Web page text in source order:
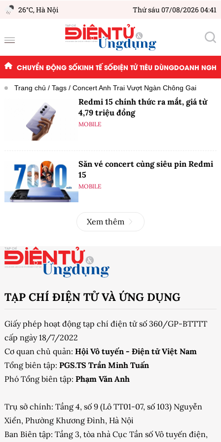
26°C,Hà Nội Thứ sáu 07/08/2026 04:41
CHUYỂN ĐỘNG SỐKINH TẾ SỐĐIỆN TỬ TIÊU DÙNGDOANH
Trang chủ Tags Concert Anh Trai Vượt Ngàn Chông Gai
Redmi 15 chính thức ra mắt, giá từ
4,79 triệu đồng
MOBILE
Săn vé concert cùng siêu pin Redmi
15
MOBILE
Xem thêm
TẠP CHÍ ĐIỆN TỬ VÀ ỨNG DỤNG
Giấy phép hoạt động tạp chí điện tử số 360/GP-BTTTT
cấp ngày 18/7/2022
Cơ quan chủ quản: Hội Vô tuyến - Điện tử Việt Nam
Tổng biên tập: PGS.TS Trần Minh Tuấn
Phó Tổng biên tập: Phạm Văn Anh
Trụ sở chính: Tầng 4, số 9 (Lô TT01-07, số 103) Nguyễn
Xiển, Phường Khương Đình, Hà Nội
Ban Biên tập: Tầng 3, tòa nhà Cục Tần số Vô tuyến điện,